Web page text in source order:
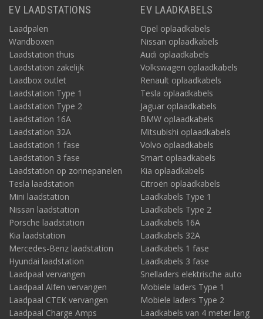
EV LAADSTATIONS
Laadpalen
Wandboxen
Laadstation thuis
Laadstation zakelijk
Laadbox outlet
Laadstation Type 1
Laadstation Type 2
Laadstation 16A
Laadstation 32A
Laadstation 1 fase
Laadstation 3 fase
Laadstation op zonnepanelen
Tesla laadstation
Mini laadstation
Nissan laadstation
Porsche laadstation
Kia laadstation
Mercedes-Benz laadstation
Hyundai laadstation
Laadpaal vervangen
Laadpaal Alfen vervangen
Laadpaal CTEK vervangen
Laadpaal Charge Amps
EV LAADKABELS
Opel oplaadkabels
Nissan oplaadkabels
Audi oplaadkabels
Volkswagen oplaadkabels
Renault oplaadkabels
Tesla oplaadkabels
Jaguar oplaadkabels
BMW oplaadkabels
Mitsubishi oplaadkabels
Volvo oplaadkabels
Smart oplaadkabels
Kia oplaadkabels
Citroën oplaadkabels
Laadkabels Type 1
Laadkabels Type 2
Laadkabels 16A
Laadkabels 32A
Laadkabels 1 fase
Laadkabels 3 fase
Snelladers elektrische auto
Mobiele laders Type 1
Mobiele laders Type 2
Laadkabels van 4 meter lang